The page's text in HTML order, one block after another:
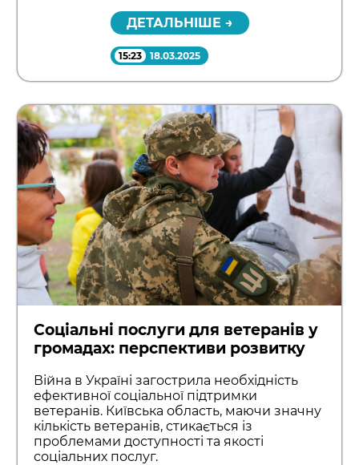
ДЕТАЛЬНІШЕ →
15:23 18.03.2025
Соціальні послуги для ветеранів у
громадах: перспективи розвитку
Війна в Україні загострила необхідність
ефективної соціальної підтримки
ветеранів. Київська область, маючи значну
кількість ветеранів, стикається із
проблемами доступності та якості
соціальних послуг.